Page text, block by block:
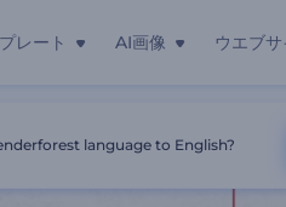
レート AI画像 ウエブサ
language to English?